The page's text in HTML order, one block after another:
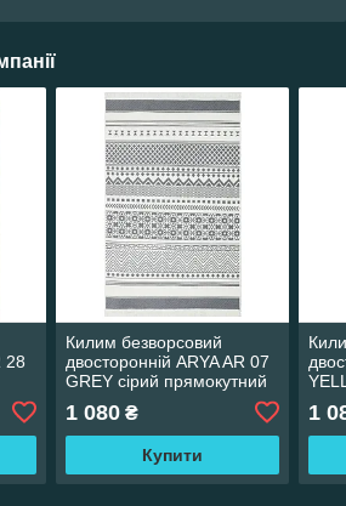
28
Килим безворсовий
двосторонній ARYA AR 07
GREY сірий прямокутний
1 080₴
Купити
см
1